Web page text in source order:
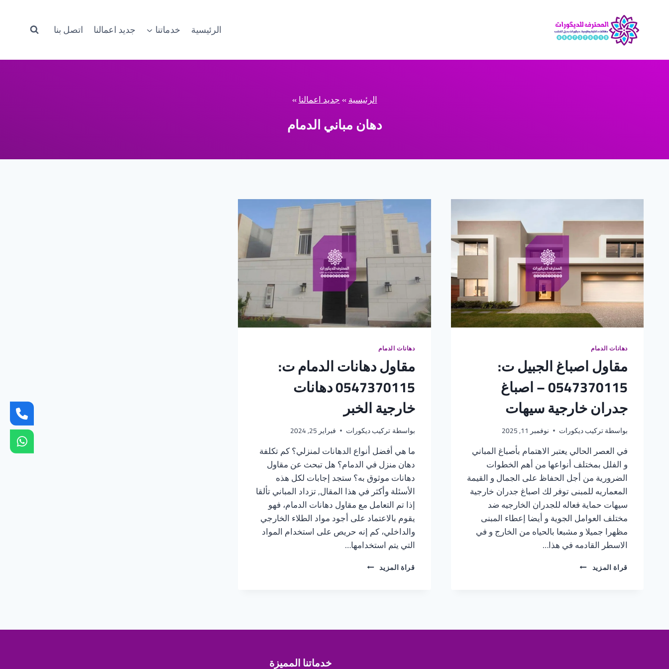
الرئيسية خدماتنا جديد اعمالنا اتصل بنا
الرئيسية»جديد اعمالنا»
دهان مباني الدمام
دهانات الدمام
مقاول اصباغ الجبيل ت:
0547370115 – اصباغ
جدران خارجية سيهات
بواسطةتركيب ديكورات نوفمبر 11, 2025
في العصر الحالي يعتبر الاهتمام بأصباغ المباني
و الفلل بمختلف أنواعها من أهم الخطوات
الضرورية من أجل الحفاظ على الجمال و القيمة
المعماريه للمبنى توفر لك اصباغ جدران خارجية
سيهات حماية فعاله للجدران الخارجيه ضد
مختلف العوامل الجوية و أيضا إعطاء المبنى
مظهرا جميلا و مشبعا بالحياه من الخارج و في
الاسطر القادمه في هذا…
قراة المزيد مقاول
اصباغ
دهانات الدمام
مقاول دهانات الدمام ت:
0547370115 دهانات
خارجية الخبر
بواسطةتركيب ديكورات فبراير 25, 2024
ما هي أفضل أنواع الدهانات لمنزلي؟ كم تكلفة
دهان منزل في الدمام؟ هل تبحث عن مقاول
دهانات موثوق به؟ ستجد إجابات لكل هذه
الأسئلة وأكثر في هذا المقال, تزداد المباني تألقا
إذا تم التعامل مع مقاول دهانات الدمام، فهو
يقوم بالاعتماد على أجود مواد الطلاء الخارجي
والداخلي، كم إنه حريص على استخدام المواد
التي يتم استخدامها…
قراة المزيد مقاول
خارجية
خدماتنا المميزة